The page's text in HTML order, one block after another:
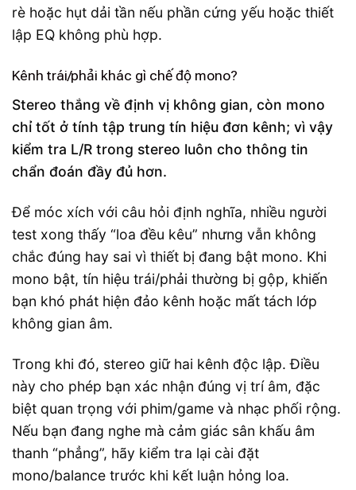
rè hoặc hụt dải tần nếu phần cứng yếu hoặc thiết
lập EQ không phù hợp.
Kênh trái/phải khác gì chế độ mono?
Stereo thắng về định vị không gian, còn mono
chỉ tốt ở tính tập trung tín hiệu đơn kênh; vì vậy
kiểm tra L/R trong stereo luôn cho thông tin
chẩn đoán đầy đủ hơn.
Để móc xích với câu hỏi định nghĩa, nhiều người
test xong thấy “loa đều kêu” nhưng vẫn không
chắc đúng hay sai vì thiết bị đang bật mono. Khi
mono bật, tín hiệu trái/phải thường bị gộp, khiến
bạn khó phát hiện đảo kênh hoặc mất tách lớp
không gian âm.
Trong khi đó, stereo giữ hai kênh độc lập. Điều
này cho phép bạn xác nhận đúng vị trí âm, đặc
biệt quan trọng với phim/game và nhạc phối rộng.
Nếu bạn đang nghe mà cảm giác sân khấu âm
thanh “phẳng”, hãy kiểm tra lại cài đặt
mono/balance trước khi kết luận hỏng loa.